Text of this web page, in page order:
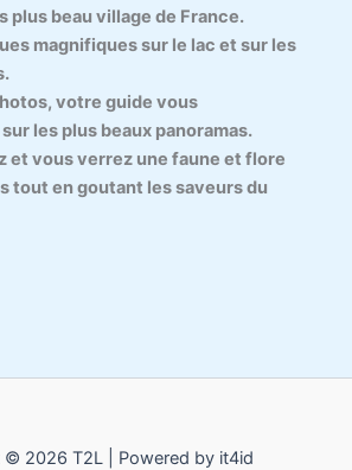
plus beau village de France.
magnifiques sur le lac et sur les
votre guide vous
les plus beaux panoramas.
et vous verrez une faune et flore
tout en goutant les saveurs du
© 2026 T2L | Powered by it4id